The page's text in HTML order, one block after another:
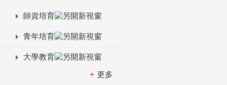
師資培育
青年培育
大學教育
更多